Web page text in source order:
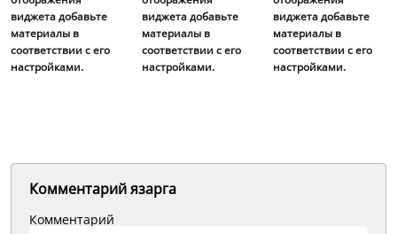
виджета добавьте
материалы в
соответствии с его
настройками.
виджета добавьте
материалы в
соответствии с его
настройками.
виджета добавьте
материалы в
соответствии с его
настройками.
Комментарий язарга
Комментарий